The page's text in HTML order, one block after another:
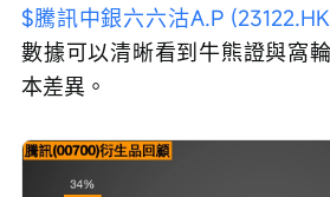
$騰訊中銀六六沽A.P
數據可以清晰看到牛熊證與窩
本差異。